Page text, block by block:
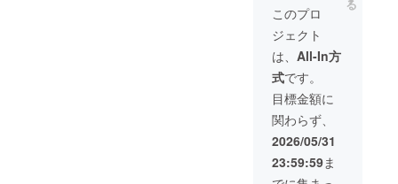
担くだ
有効
期限：
2027年
3月31日
【佐渡
国小木
民俗博
物館・
「白山
（1名）
※支援
者様の
交通費
や滞在
費は各
自でご
負担く
ださ
い。
※荒天な
どやむ
を得な
ツ（デ
ザイン
は変わ
る場合
があり
ま
す。）
③「オ
リジナ
ル御船
印」
A6サイ
ズ 105
る
このプロ
ジェクト
は、 All-In方
式です。
目標金額に
関わらず、
2026/05/31
23:59:59ま